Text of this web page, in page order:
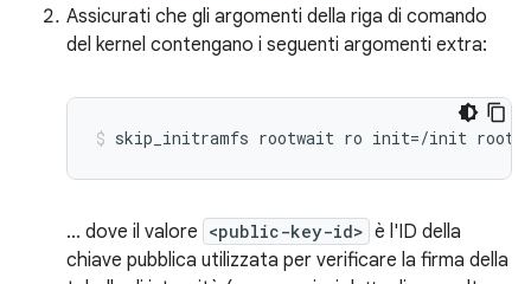
Assicurati che gli argomenti della riga di comando
del kernel contengano i seguenti argomenti extra:
skip_initramfs rootwait ro init=/init root="/
... dove il valore <public-key-id> è l'ID della
chiave pubblica utilizzata per verificare la firma della